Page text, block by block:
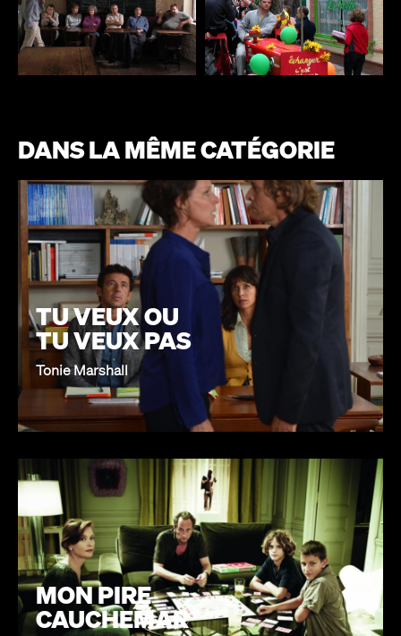
DANS LA MÊME CATÉGORIE
TU VEUX OU
TU VEUX PAS
Tonie Marshall
MON PIRE
CAUCHEMAR